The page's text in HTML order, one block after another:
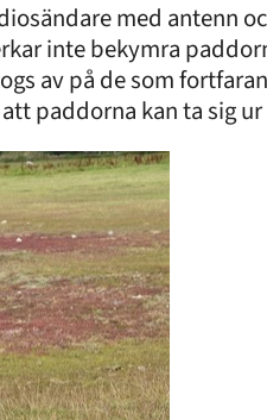
med antenn
inte bekymra
av på de som
paddorna kan ta sig